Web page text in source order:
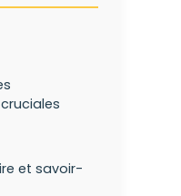
et savoir-